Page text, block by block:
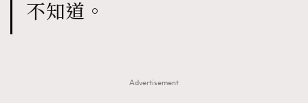
不知道。
Advertisement